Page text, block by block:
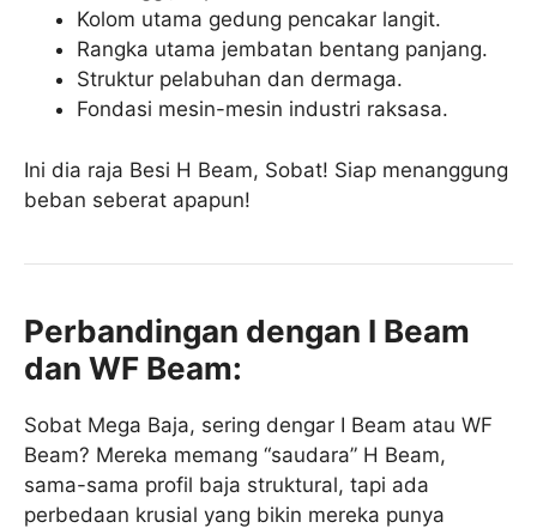
Kolom utama gedung pencakar langit.
Rangka utama jembatan bentang panjang.
Struktur pelabuhan dan dermaga.
Fondasi mesin-mesin industri raksasa.
Ini dia raja Besi H Beam, Sobat! Siap menanggung
beban seberat apapun!
Perbandingan dengan I Beam
dan WF Beam:
Sobat Mega Baja, sering dengar I Beam atau WF
Beam? Mereka memang “saudara” H Beam,
sama-sama profil baja struktural, tapi ada
perbedaan krusial yang bikin mereka punya